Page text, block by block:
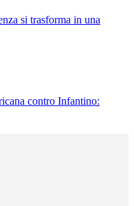
si trasforma in una
contro Infantino: